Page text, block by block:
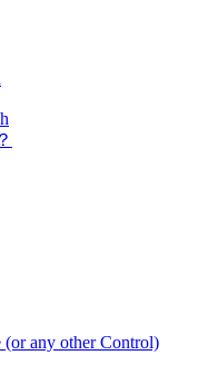
(or any other Control)